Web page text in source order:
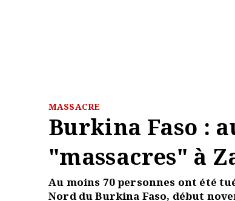
MASSACRE
Burkina Faso :
"massacres" à
Au moins 70 personnes ont été
Nord du Burkina Faso, début